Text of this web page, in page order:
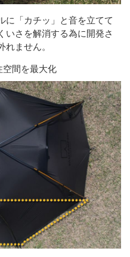
に「カチッ」と音を立てて
いさを解消する為に開発さ
ません。
空間を最大化